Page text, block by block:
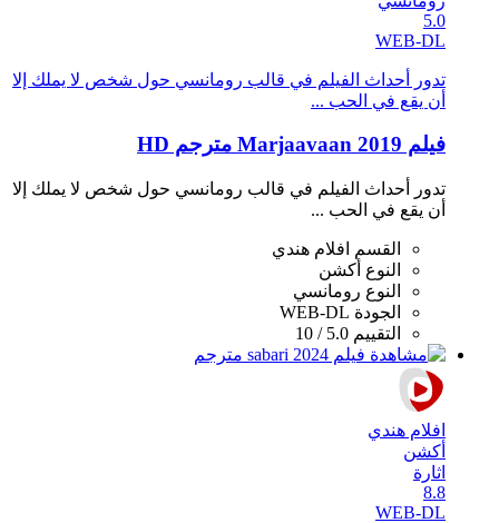
5.0
WEB-DL
تدور أحداث الفيلم في قالب رومانسي حول شخص لا يملك إلا
أن يقع في الحب ...
فيلم Marjaavaan 2019 مترجم HD
تدور أحداث الفيلم في قالب رومانسي حول شخص لا يملك إلا
أن يقع في الحب ...
القسم
افلام هندي
النوع أكشن
النوع رومانسي
الجودة WEB-DL
التقييم 5.0 / 10
افلام هندي
أكشن
اثارة
8.8
WEB-DL